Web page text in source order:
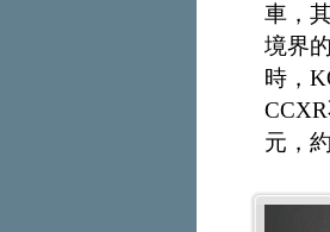
車，
境界
時，
元，